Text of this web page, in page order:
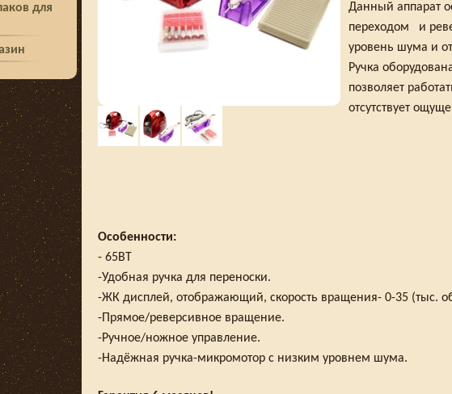
для
Данный аппарат
переходом и
уровень шума и
Ручка
позволяет
отсутствует
Особенности:
- 65ВТ
-Удобная ручка для переноски.
-ЖК дисплей, отображающий, скорость вращения- 0-35 (тыс.
-Прямое/реверсивное вращение.
-Ручное/ножное управление.
-Надёжная ручка-микромотор с низким уровнем шума.